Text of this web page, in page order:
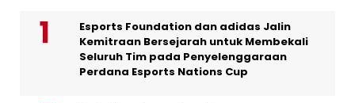
Esports Foundation dan adidas Jalin
Kemitraan Bersejarah untuk Membekali
Seluruh Tim pada Penyelenggaraan
Perdana Esports Nations Cup